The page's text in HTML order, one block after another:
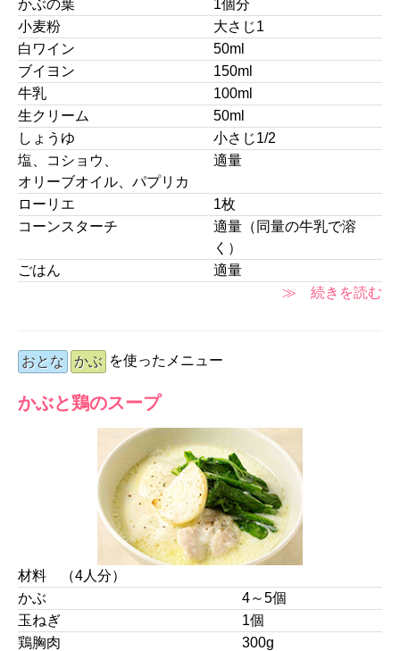
かぶの葉
1個分
小麦粉
大さじ1
白ワイン
50ml
ブイヨン
150ml
牛乳
100ml
生クリーム
50ml
しょうゆ
小さじ1/2
塩、コショウ、
オリーブオイル、パプリカ
適量
ローリエ
1枚
コーンスターチ
適量（同量の牛乳で溶
く）
ごはん
適量
≫ 続きを読む
おとな かぶ を使ったメニュー
かぶと鶏のスープ
材料 （4人分）
かぶ
4～5個
玉ねぎ
1個
鶏胸肉
300g